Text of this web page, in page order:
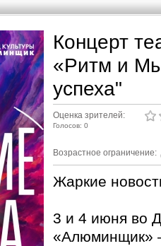
Концерт
«Ритм и
успеха"
Оценка зрителей:
Голосов: 0
Возрастное ограничение:
Жаркие
3 и 4 июня во
«Алюминщик»